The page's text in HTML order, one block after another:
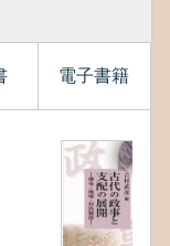
電子書籍